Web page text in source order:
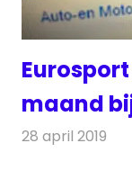
maand
28 april 2019